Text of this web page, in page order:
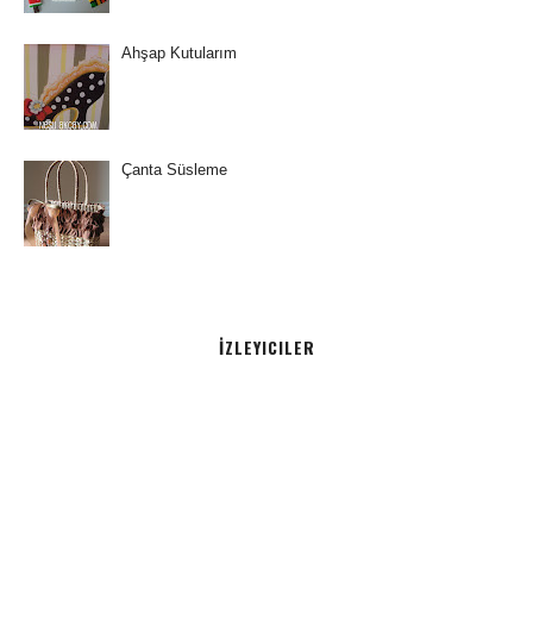
Ahşap Kutularım
Çanta Süsleme
İZLEYICILER